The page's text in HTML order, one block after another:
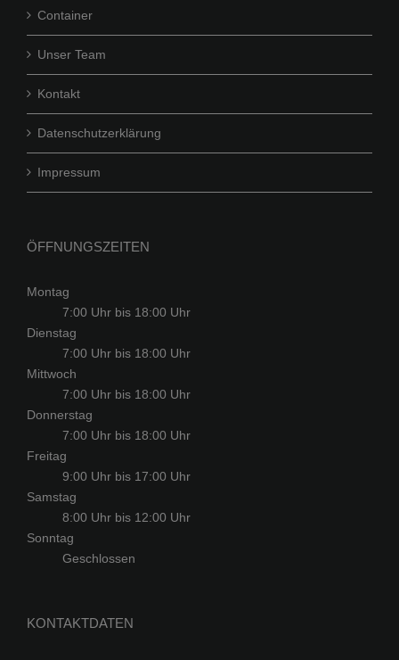
Container
Unser Team
Kontakt
Datenschutzerklärung
Impressum
ÖFFNUNGSZEITEN
Montag
7:00 Uhr bis 18:00 Uhr
Dienstag
7:00 Uhr bis 18:00 Uhr
Mittwoch
7:00 Uhr bis 18:00 Uhr
Donnerstag
7:00 Uhr bis 18:00 Uhr
Freitag
9:00 Uhr bis 17:00 Uhr
Samstag
8:00 Uhr bis 12:00 Uhr
Sonntag
Geschlossen
KONTAKTDATEN